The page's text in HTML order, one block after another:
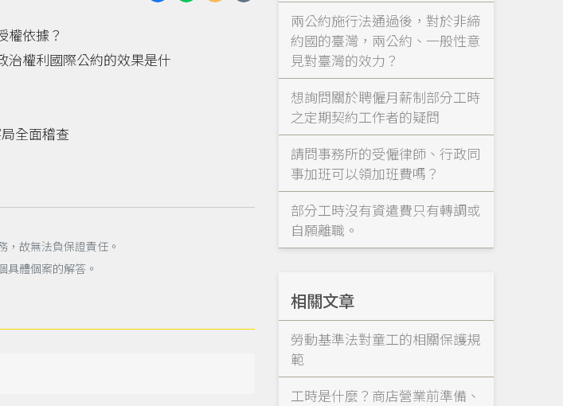
權依據？
治權利國際公約的效果是什
全面稽查
，故無法負保證責任。
具體個案的解答。
兩公約施行法通過後，對於非締
約國的臺灣，兩公約、一般性意
見對臺灣的效力？
想詢問關於聘僱月薪制部分工時
之定期契約工作者的疑問
請問事務所的受僱律師、行政同
事加班可以領加班費嗎？
部分工時沒有資遣費只有轉調或
自願離職。
相關文章
勞動基準法對童工的相關保護規
範
工時是什麼？商店營業前準備、